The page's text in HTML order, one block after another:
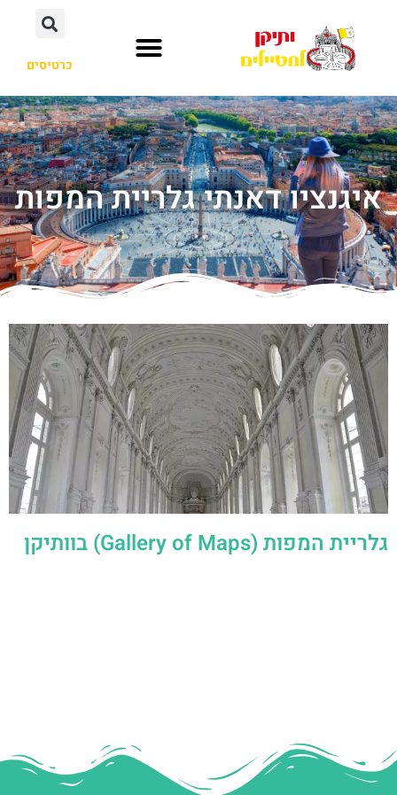
כרטיסים
איגנציו דאנתי גלריית המפות
גלריית המפות (Gallery of Maps) בוותיקן